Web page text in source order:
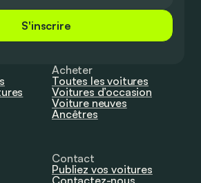
S'inscrire
Acheter
Toutes les voitures
Voitures d’occasion
Voiture neuves
Ancêtres
Contact
Publiez vos voitures
Contactez-nous